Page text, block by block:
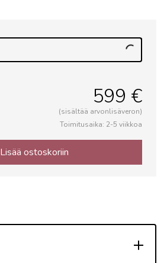
599 €
(sisältää arvonlisäveron)
Toimitusaika: 2-5 viikkoa
Lisää ostoskoriin